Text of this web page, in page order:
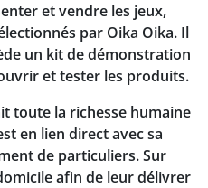
et vendre les jeux,
par Oika Oika. Il
un kit de démonstration
et tester les produits.
toute la richesse humaine
en lien direct avec sa
de particuliers. Sur
afin de leur délivrer